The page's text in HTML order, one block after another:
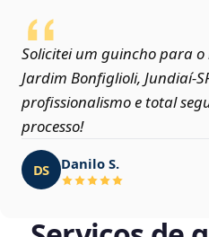
Solicitei um guincho para
Jardim Bonfiglioli,
profissionalismo e total
processo!
DS Danilo S.